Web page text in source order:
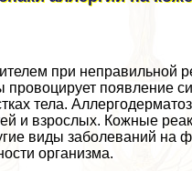
при неправильной
провоцирует появление
тела.
и взрослых. Кожные
виды заболеваний на
организма.